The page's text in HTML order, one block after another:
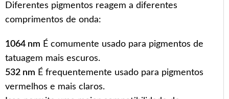
Diferentes pigmentos reagem a diferentes
comprimentos de onda:
1064 nm É comumente usado para pigmentos de
tatuagem mais escuros.
532 nm É frequentemente usado para pigmentos
vermelhos e mais claros.